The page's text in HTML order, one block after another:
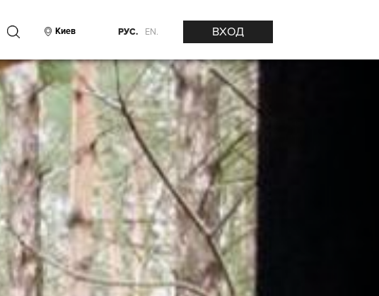
Киев РУС. EN. ВХОД